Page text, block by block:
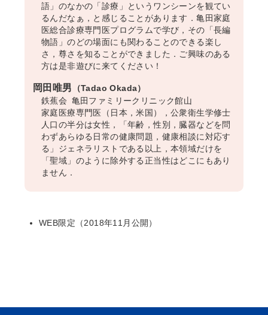
語」のなかの「診療」というワンシーンを観てい
るんだなぁ，と感じることがあります．亀田家庭
医総合診療専門医プログラムで学び，その「長編
物語」のどの場面にも関わることのできる楽し
さ，尊さを知ることができました．ご興味のある
方は是非遊びに来てください！
岡田唯男 （Tadao Okada）
鉄蕉会 亀田ファミリークリニック館山
家庭医療専門医（日本，米国），公衆衛生学修士
人口の半分は女性，「年齢，性別，臓器などを問
わずあらゆる日常の健康問題，健康相談に対応す
る」ジェネラリストである以上，本領域だけを
「聖域」のように除外する正当性はどこにもあり
ません．
WEB限定（2018年11月公開）